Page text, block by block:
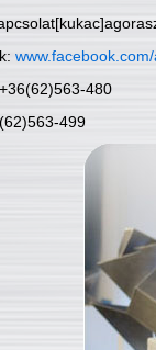
480
499